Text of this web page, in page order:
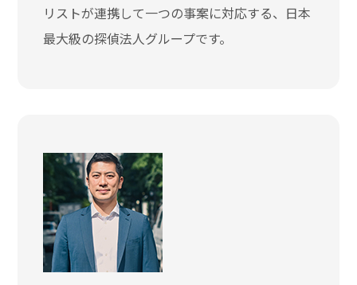
リストが連携して一つの事案に対応する、日本
最大級の探偵法人グループです。